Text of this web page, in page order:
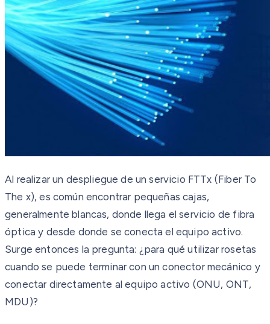
Al realizar un despliegue de un servicio FTTx (Fiber To
The x), es común encontrar pequeñas cajas,
generalmente blancas, donde llega el servicio de fibra
óptica y desde donde se conecta el equipo activo.
Surge entonces la pregunta: ¿para qué utilizar rosetas
cuando se puede terminar con un conector mecánico y
conectar directamente al equipo activo (ONU, ONT,
MDU)?